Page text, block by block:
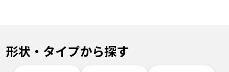
形状・タイプから探す